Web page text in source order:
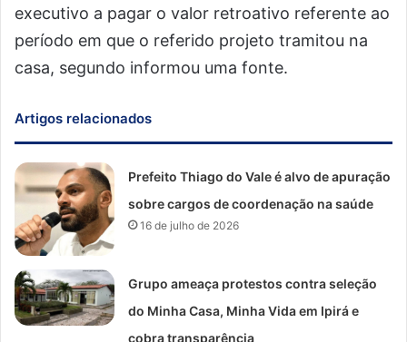
executivo a pagar o valor retroativo referente ao
período em que o referido projeto tramitou na
casa, segundo informou uma fonte.
Artigos relacionados
Prefeito Thiago do Vale é alvo de apuração
sobre cargos de coordenação na saúde
16 de julho de 2026
Grupo ameaça protestos contra seleção
do Minha Casa, Minha Vida em Ipirá e
cobra transparência